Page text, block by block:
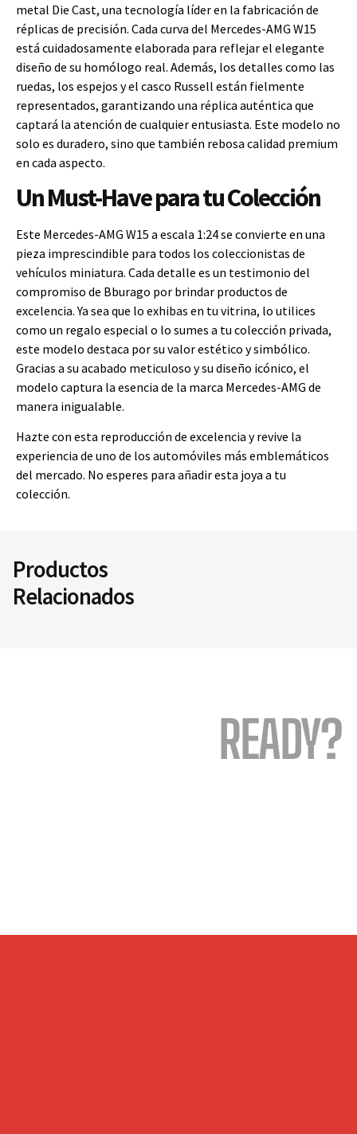
metal Die Cast, una tecnología líder en la fabricación de
réplicas de precisión. Cada curva del Mercedes-AMG W15
está cuidadosamente elaborada para reflejar el elegante
diseño de su homólogo real. Además, los detalles como las
ruedas, los espejos y el casco Russell están fielmente
representados, garantizando una réplica auténtica que
captará la atención de cualquier entusiasta. Este modelo no
solo es duradero, sino que también rebosa calidad premium
en cada aspecto.
Un Must-Have para tu Colección
Este Mercedes-AMG W15 a escala 1:24 se convierte en una
pieza imprescindible para todos los coleccionistas de
vehículos miniatura. Cada detalle es un testimonio del
compromiso de Bburago por brindar productos de
excelencia. Ya sea que lo exhibas en tu vitrina, lo utilices
como un regalo especial o lo sumes a tu colección privada,
este modelo destaca por su valor estético y simbólico.
Gracias a su acabado meticuloso y su diseño icónico, el
modelo captura la esencia de la marca Mercedes-AMG de
manera inigualable.
Hazte con esta reproducción de excelencia y revive la
experiencia de uno de los automóviles más emblemáticos
del mercado. No esperes para añadir esta joya a tu
colección.
Productos
Relacionados
READY?